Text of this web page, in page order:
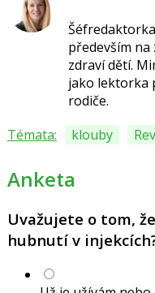
především
zdraví dětí.
jako lektorka
rodiče.
Témata:
klouby
Anketa
Uvažujete o tom,
hubnutí v